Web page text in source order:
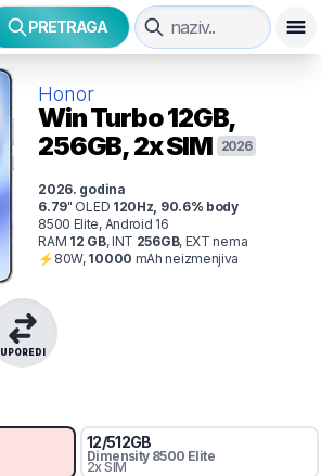
PRETRAGA
Honor
Win Turbo12GB,
256GB, 2x SIM
2026
2026. godina
6.79" OLED 120Hz 90.6% body
8500 Elite, Android 16
RAM 12 GB,INT 256GB, EXT nema
⚡ 80W, 10000 mAh neizmenjiva
UPOREDI
12/512GB
Dimensity 8500 Elite
2x SIM